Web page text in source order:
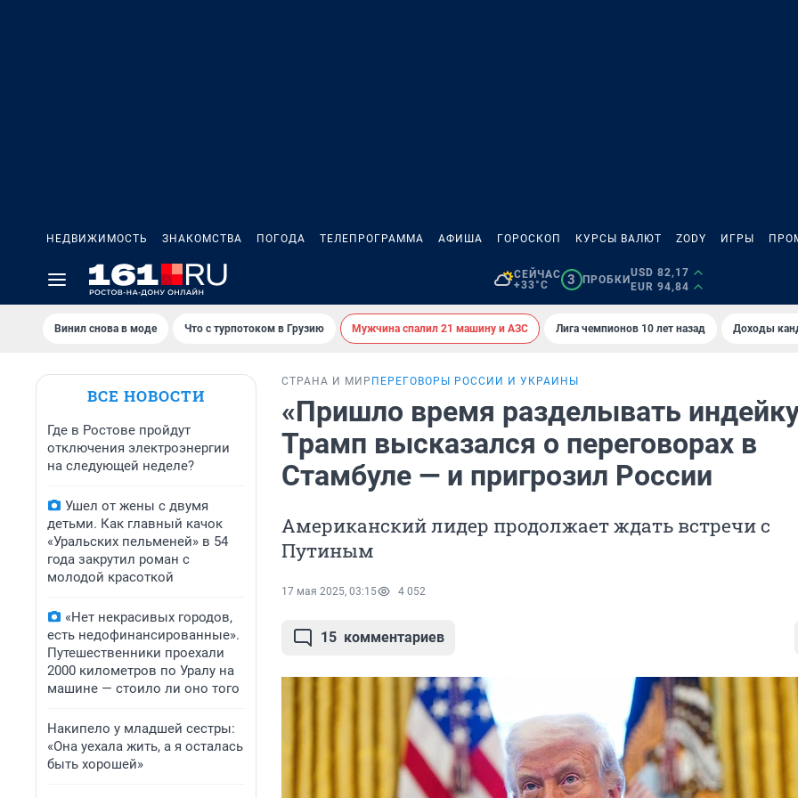
НЕДВИЖИМОСТЬ ЗНАКОМСТВА ПОГОДА ТЕЛЕПРОГРАММА АФИША ГОРОСКОП КУРСЫ ВАЛЮТ ZODY ИГРЫ
СЕЙЧАС
+33°C
3 ПРОБКИ
USD 82,17
EUR 94,84
Винил снова в моде Что с турпотоком в Грузию Мужчина спалил 21 машину и АЗС Лига чемпионов 10 лет назад Доходы
ВСЕ НОВОСТИ
Где в Ростове пройдут
отключения электроэнергии
на следующей неделе?
Ушел от жены с двумя
детьми. Как главный качок
«Уральских пельменей» в 54
года закрутил роман с
молодой красоткой
«Нет некрасивых городов,
есть недофинансированные».
Путешественники проехали
2000 километров по Уралу на
машине — стоило ли оно того
Накипело у младшей сестры:
«Она уехала жить, а я осталась
быть хорошей»
СТРАНА И МИР ПЕРЕГОВОРЫ РОССИИ И УКРАИНЫ
«Пришло время разделывать
Трамп высказался о переговорах в
Стамбуле — и пригрозил России
Американский лидер продолжает ждать встречи с
Путиным
17 мая 2025, 03:15 4 052
15 комментариев